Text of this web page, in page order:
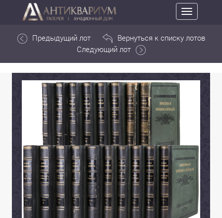
Toggle
navigation
Предыдущий лот
Вернуться к списку лотов
Следующий лот